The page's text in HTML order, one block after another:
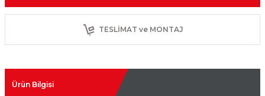
TESLİMAT ve MONTAJ
Ürün Bilgisi